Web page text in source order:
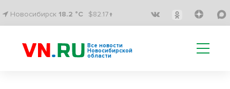
Новосибирск 18.2 °C $82.17↑
Все новости
Новосибирской
области